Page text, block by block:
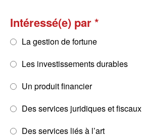
Intéressé(e) par
La gestion de fortune
Les investissements durables
Un produit financier
Des services juridiques et fiscaux
Des services liés à l’art